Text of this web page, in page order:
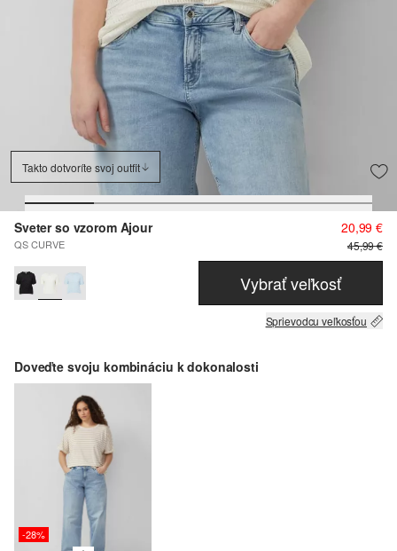
Takto dotvoríte svoj outfit
Sveter so vzorom Ajour
QS CURVE
20,99 €
45,99 €
Vybrať veľkosť
Sprievodcu veľkosťou
Doveďte svoju kombináciu k dokonalosti
-28%